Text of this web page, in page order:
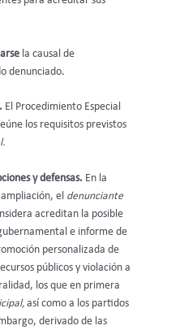
la causal de
denunciado.
El Procedimiento Especial
los requisitos previstos
y defensas. En la
el denunciante
acreditan la posible
e informe de
personalizada de
públicos y violación a
los que en primera
así como a los partidos
derivado de las